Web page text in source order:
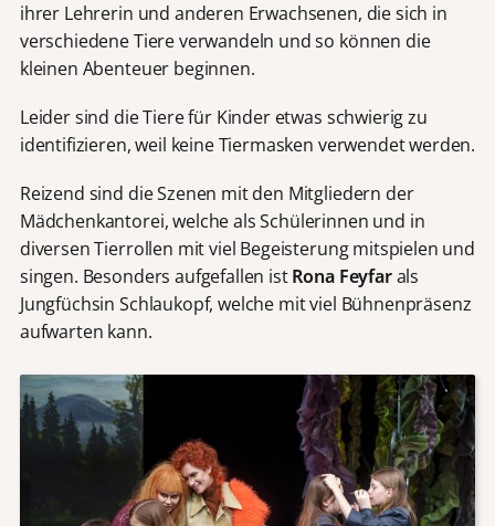
ihrer Lehrerin und anderen Erwachsenen, die sich in
verschiedene Tiere verwandeln und so können die
kleinen Abenteuer beginnen.
Leider sind die Tiere für Kinder etwas schwierig zu
identifizieren, weil keine Tiermasken verwendet werden.
Reizend sind die Szenen mit den Mitgliedern der
Mädchenkantorei, welche als Schülerinnen und in
diversen Tierrollen mit viel Begeisterung mitspielen und
singen. Besonders aufgefallen istRona Feyfarals
Jungfüchsin Schlaukopf, welche mit viel Bühnenpräsenz
aufwarten kann.